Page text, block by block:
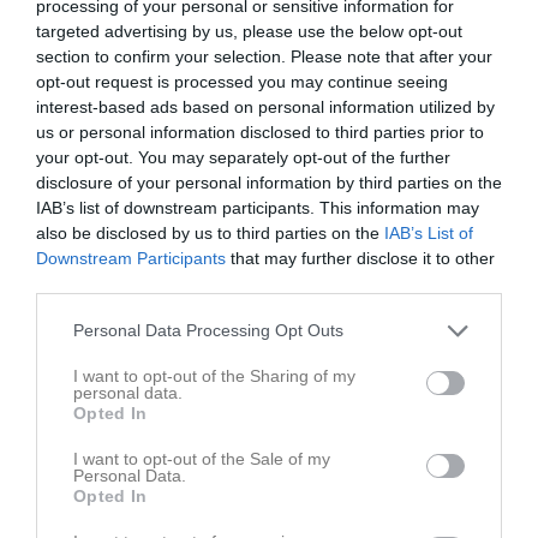
processing of your personal or sensitive information for
targeted advertising by us, please use the below opt-out
section to confirm your selection. Please note that after your
opt-out request is processed you may continue seeing
interest-based ads based on personal information utilized by
us or personal information disclosed to third parties prior to
your opt-out. You may separately opt-out of the further
disclosure of your personal information by third parties on the
IAB’s list of downstream participants. This information may
also be disclosed by us to third parties on the IAB’s List of
Downstream Participants that may further disclose it to other
Personal Data Processing Opt Outs
I want to opt-out of the Sharing of my
personal data.
Opted In
I want to opt-out of the Sale of my
Personal Data.
Opted In
April:Årets fakturor på medlemsavgift och träningsavgift skickas
ut.
April:Frivillig domarutbildning för spelare födda 2012.
Maj:Fotbolllekis
Juni och augusti: Uniks fotbollsskola v25 och v33
lördag 29 augusti:Unik-dagen (obs nytt datum)
Augusti och september: Fotbolllekis och uppstart av nya lag för
de som precis börjat förskoleklass.
December:Lagen födda 2017 säljer granar på Svamptorget.
Gemensam material
Domare
domare i både tränings- och seriematcher.
Vill ni tjäna lite pengar till laget och samtidigt bidra till bra
stämning på A-lagets hemmamatcher?
Läs mer och anmäl
intresse!